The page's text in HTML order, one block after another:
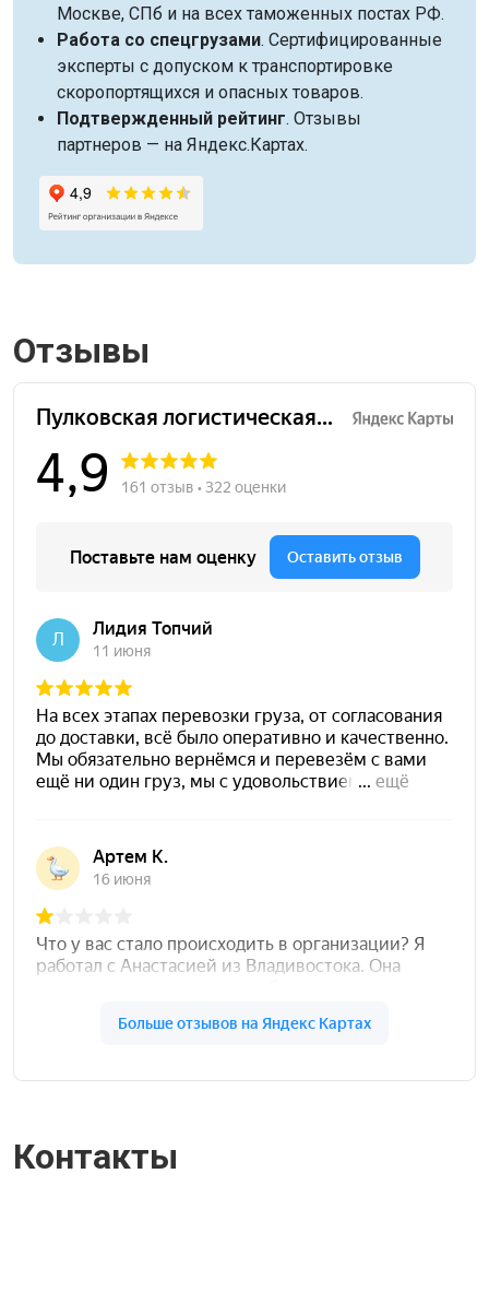
Москве, СПб и на всех таможенных постах РФ.
Работа со спецгрузами. Сертифицированные
эксперты с допуском к транспортировке
скоропортящихся и опасных товаров.
Подтвержденный рейтинг. Отзывы
партнеров — на Яндекс.Картах.
Отзывы
Контакты